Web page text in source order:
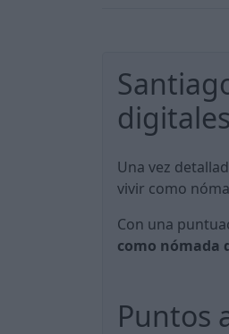
digitales
Una vez
vivir como
Con una
como nómada
Puntos